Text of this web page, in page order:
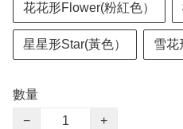
花花形Flower(粉紅色）
星星形Star(黃色） 雪花
數量
−
+